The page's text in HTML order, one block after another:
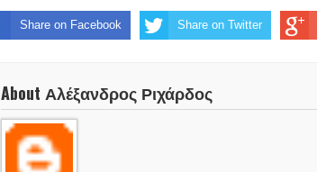
Share on Facebook Share on Twitter
About Αλέξανδρος Ριχάρδος